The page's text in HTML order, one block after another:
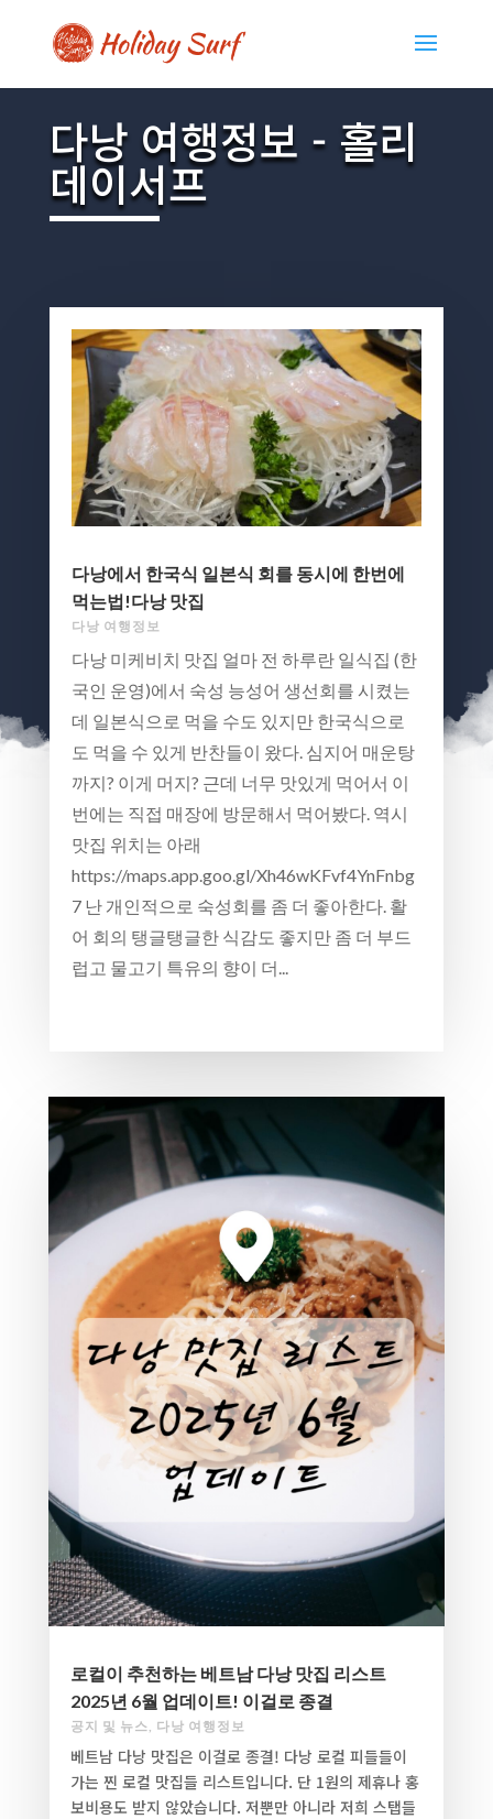
다낭 여행정보 - 홀리
데이서프
다낭에서 한국식 일본식 회를 동시에 한번에
먹는법!다낭 맛집
다낭 여행정보
다낭 미케비치 맛집 얼마 전 하루란 일식집 (한
국인 운영)에서 숙성 능성어 생선회를 시켰는
데 일본식으로 먹을 수도 있지만 한국식으로
도 먹을 수 있게 반찬들이 왔다. 심지어 매운탕
까지? 이게 머지? 근데 너무 맛있게 먹어서 이
번에는 직접 매장에 방문해서 먹어봤다. 역시
맛집 위치는 아래
https://maps.app.goo.gl/Xh46wKFvf4YnFnbg
7 난 개인적으로 숙성회를 좀 더 좋아한다. 활
어 회의 탱글탱글한 식감도 좋지만 좀 더 부드
럽고 물고기 특유의 향이 더...
로컬이 추천하는 베트남 다낭 맛집 리스트
2025년 6월 업데이트! 이걸로 종결
공지 및 뉴스 다낭 여행정보
베트남 다낭 맛집은 이걸로 종결! 다낭 로컬 피들들이
가는 찐 로컬 맛집들 리스트입니다. 단 1원의 제휴나 홍
보비용도 받지 않았습니다. 저뿐만 아니라 저희 스탭들